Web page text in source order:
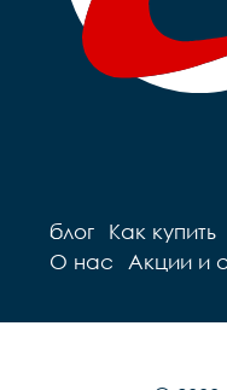
блог Как купить
О нас
Акции и